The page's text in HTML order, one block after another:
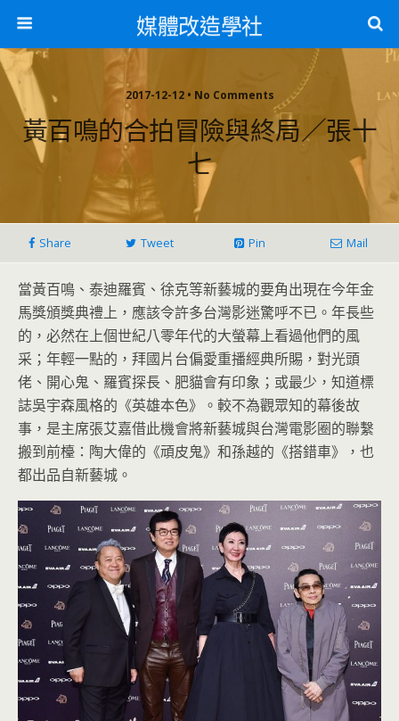
媒體改造學社
2017-12-12 • No Comments
黃百鳴的合拍冒險與終局／張十
七
Share Tweet Pin Mail
當黃百鳴、泰迪羅賓、 徐克等新藝城的要角出現在今年金
馬獎頒獎典禮上， 應該令許多台灣影迷驚呼不已。年長些
的， 必然在上個世紀八零年代的大螢幕上看過他們的風
采；年輕一點的， 拜國片台偏愛重播經典所賜，對光頭
佬、開心鬼、羅賓探長、 肥貓會有印象；或最少，知道標
誌吳宇森風格的《英雄本色》。 較不為觀眾知的幕後故
事， 是主席張艾嘉借此機會將新藝城與台灣電影圈的聯繫
搬到前檯： 陶大偉的《頑皮鬼》和孫越的《搭錯車》，也
都出品自新藝城。